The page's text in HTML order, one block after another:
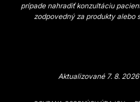
prípade nahradiť konzultáciu
zodpovedný za produkty alebo
Aktualizované 7. 8. 2026